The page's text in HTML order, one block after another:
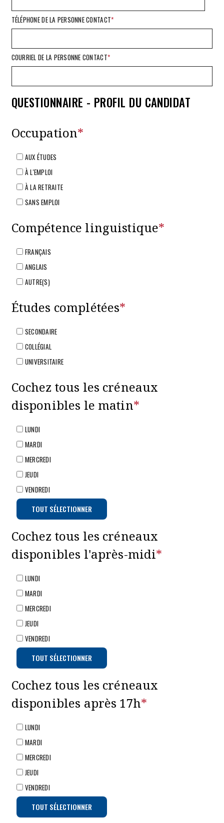
TÉLÉPHONE DE LA PERSONNE CONTACT*
COURRIEL DE LA PERSONNE CONTACT*
QUESTIONNAIRE - PROFIL DU CANDIDAT
Occupation*
AUX ÉTUDES
À L'EMPLOI
À LA RETRAITE
SANS EMPLOI
Compétence linguistique*
FRANÇAIS
ANGLAIS
AUTRE(S)
Études complétées*
SECONDAIRE
COLLÉGIAL
UNIVERSITAIRE
Cochez tous les créneaux
disponibles le matin*
LUNDI
MARDI
MERCREDI
JEUDI
VENDREDI
TOUT SÉLECTIONNER
Cochez tous les créneaux
disponibles l'après-midi*
LUNDI
MARDI
MERCREDI
JEUDI
VENDREDI
TOUT SÉLECTIONNER
Cochez tous les créneaux
disponibles après 17h*
LUNDI
MARDI
MERCREDI
JEUDI
VENDREDI
TOUT SÉLECTIONNER